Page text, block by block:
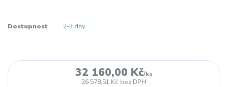
Dostupnost 2-3 dny
32 160,00 Kč/ks
26 578,51 Kč bez DPH